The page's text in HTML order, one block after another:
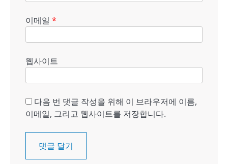
이메일 *
웹사이트
다음 번 댓글 작성을 위해 이 브라우저에 이름,
이메일, 그리고 웹사이트를 저장합니다.